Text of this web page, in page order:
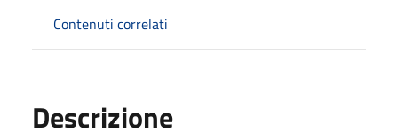
Contenuti correlati
Descrizione